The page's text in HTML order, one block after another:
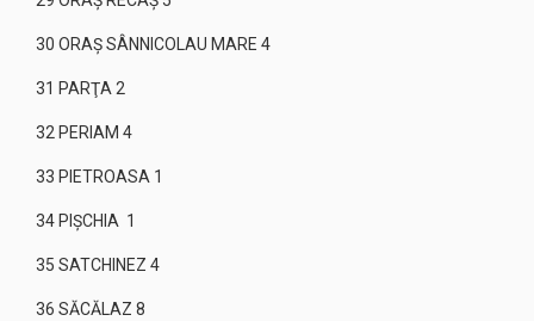
30 ORAŞ SÂNNICOLAU MARE 4
31 PARŢA 2
32 PERIAM 4
33 PIETROASA 1
34 PIȘCHIA 1
35 SATCHINEZ 4
36 SĂCĂLAZ 8